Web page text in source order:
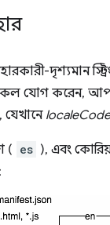
দৃশ্যমান
যোগ করেন,
localeCode
( es ), এবং